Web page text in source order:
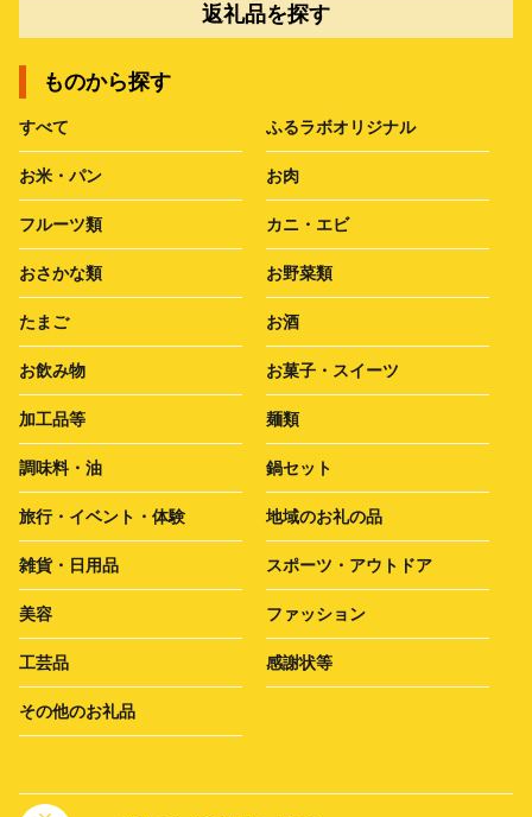
返礼品を探す
ものから探す
すべて ふるラボオリジナル
お米・パン お肉
フルーツ類 カニ・エビ
おさかな類 お野菜類
たまご お酒
お飲み物 お菓子・スイーツ
加工品等 麺類
調味料・油 鍋セット
旅行・イベント・体験 地域のお礼の品
雑貨・日用品 スポーツ・アウトドア
美容 ファッション
工芸品 感謝状等
その他のお礼品